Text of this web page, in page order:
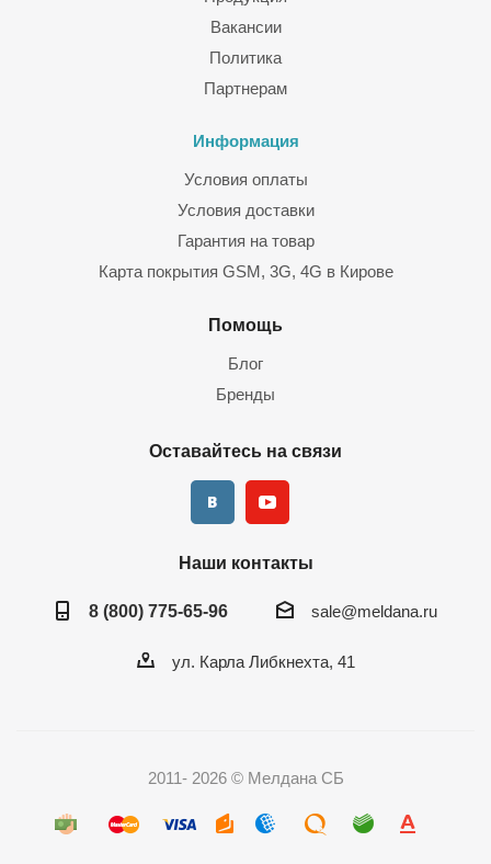
Вакансии
Политика
Партнерам
Информация
Условия оплаты
Условия доставки
Гарантия на товар
Карта покрытия GSM, 3G, 4G в Кирове
Помощь
Блог
Бренды
Оставайтесь на связи
Наши контакты
8 (800) 775-65-96 sale@meldana.ru
ул. Карла Либкнехта, 41
2011- 2026 © Мелдана СБ